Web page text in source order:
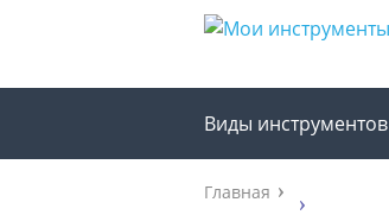
Виды инструментов
Главная